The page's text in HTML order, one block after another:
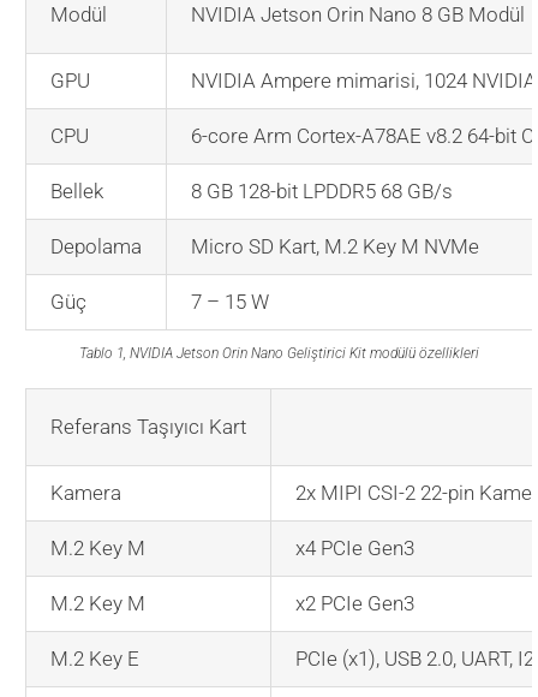
Modül NVIDIA Jetson Orin Nano 8 GB Modül
GPU NVIDIA Ampere mimarisi, 1024
CPU 6-core Arm Cortex-A78AE v8.2 64-bit
Bellek 8 GB 128-bit LPDDR5 68 GB/s
Depolama Micro SD Kart, M.2 Key M NVMe
Güç 7 – 15 W
Tablo 1, NVIDIA Jetson Orin Nano Geliştirici Kit modülü özellikleri
Referans Taşıyıcı Kart
Kamera 2x MIPI CSI-2 22-pin
M.2 Key M x4 PCIe Gen3
M.2 Key M x2 PCIe Gen3
M.2 Key E PCIe (x1), USB 2.0, UART,